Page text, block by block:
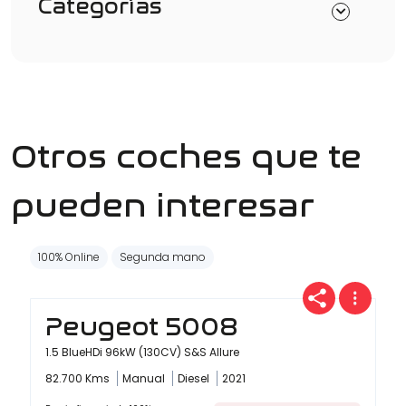
Categorías
Otros coches que te
pueden interesar
100% Online Segunda mano
Peugeot 5008
1.5 BlueHDi 96kW (130CV) S&S Allure
82.700 Kms
Manual Diesel 2021